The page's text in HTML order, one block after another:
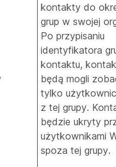
kontakty do
grup w swojej
Po przypisaniu
identyfikatora
kontaktu,
będą mogli
tylko
z tej grupy.
będzie ukryty
użytkownikami
spoza tej grupy.